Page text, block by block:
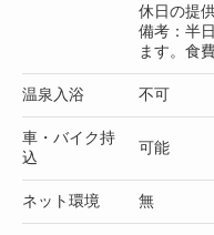
休日の提
備考：半
ます。食
温泉入浴 不可
車・バイク持
込
可能
ネット環境 無